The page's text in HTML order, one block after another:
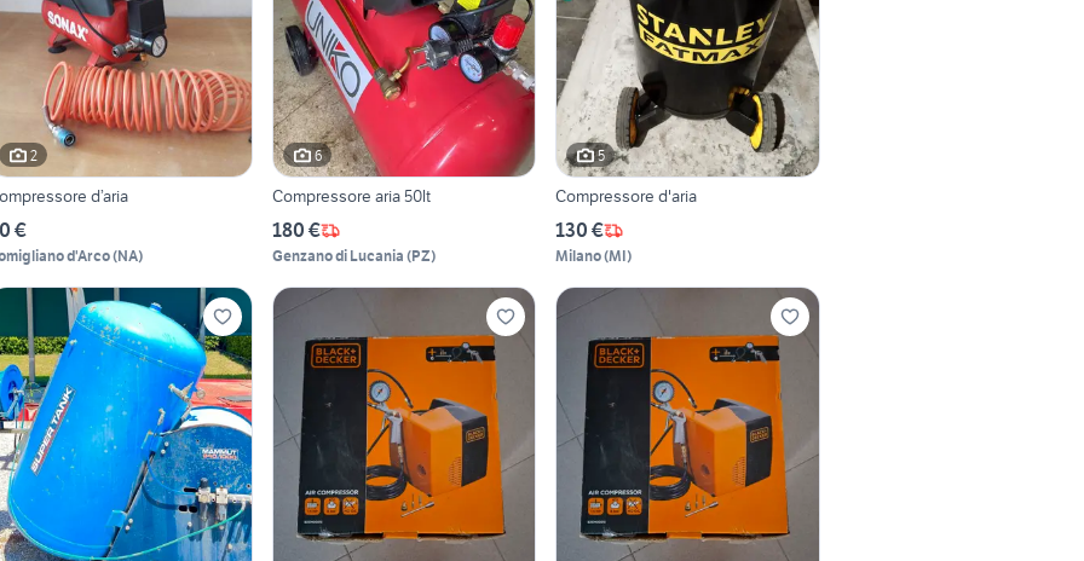
2
d’aria
€
d'Arco(NA)
6
Compressore aria 50lt
180 €
Genzano di Lucania (PZ)
5
Compressore d'aria
130 €
Milano(MI)